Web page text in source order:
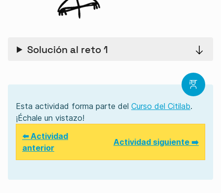
Solución al reto 1
Esta actividad forma parte del Curso del Citilab.
¡Échale un vistazo!
⬅️ Actividad
anterior
Actividad siguiente ➡️